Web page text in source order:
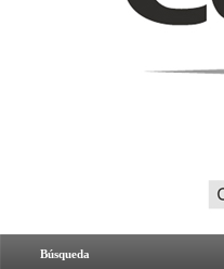
Búsqueda